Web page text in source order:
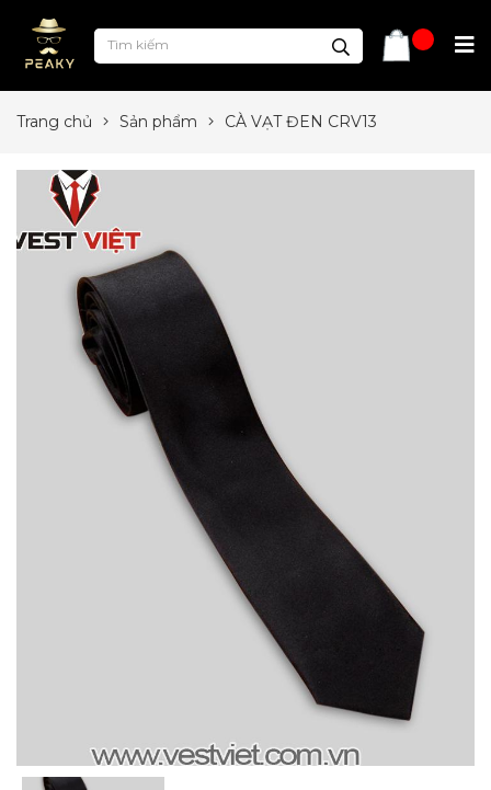
Trang chủ Sản phẩm CÀ VẠT ĐEN CRV13